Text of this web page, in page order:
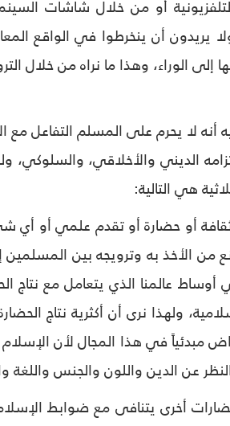
أو من خلال شاشات
يريدون أن ينخرطوا في الواقع
إلى الوراء، وهذا ما نراه من خلال
أنه لا يحرم على المسلم التفاعل
الديني والأخلاقي، والسلوكي،
هي التالية:
أو حضارة أو تقدم علمي أو أي
من الأخذ به وترويجه بين
أوساط عالمنا الذي يتعامل مع نتاج
ولهذا نرى أن أكثرية نتاج
مبدئياً في هذا المجال لأن
عن الدين واللون والجنس واللغة
أخرى يتنافى مع ضوابط